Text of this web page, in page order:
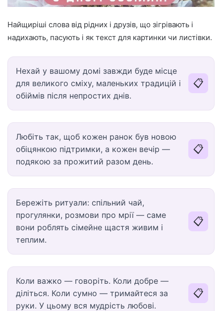
Найщиріші слова від рідних і друзів, що зігрівають і
надихають, пасують і як текст для картинки чи листівки.
Нехай у вашому домі завжди буде місце
для великого сміху, маленьких традицій і
обіймів після непростих днів.
📋
Любіть так, щоб кожен ранок був новою
обіцянкою підтримки, а кожен вечір —
подякою за прожитий разом день.
📋
Бережіть ритуали: спільний чай,
прогулянки, розмови про мрії — саме
вони роблять сімейне щастя живим і
теплим.
📋
Коли важко — говоріть. Коли добре —
діліться. Коли сумно — тримайтеся за
руки. У цьому вся мудрість любові.
📋